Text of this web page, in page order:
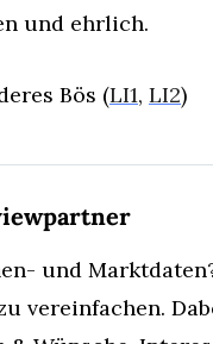
und ehrlich.
Bös (LI1, LI2)
und
vereinfachen.